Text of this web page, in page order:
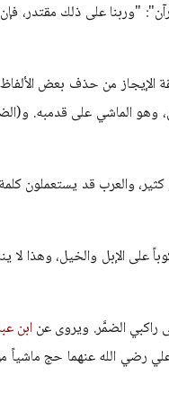
"وربنا على ذلك مقتدر،
الإيجاز من حذف بعض
وهو الماشي على قدمبه.
والعرب قد يستعملون
على الإبل والخيل، وهذا لا
راكبي الضمَّر. ويروى عنابن
رضي الله عنهما حج ماشياً